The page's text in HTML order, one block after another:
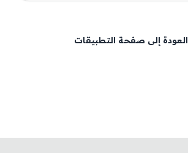
العودة إلى صفحة التطبيقات